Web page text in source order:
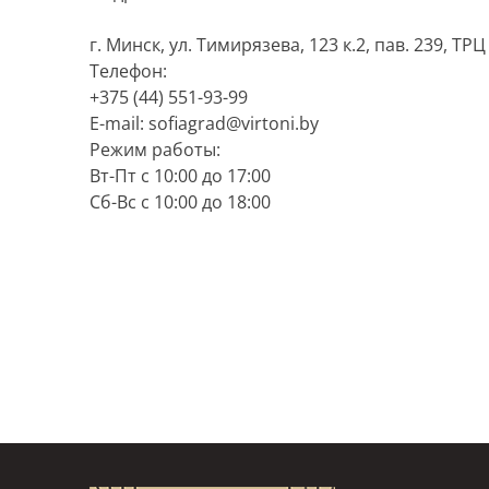
г. Минск, ул. Тимирязева, 123 к.2, пав. 239,
Телефон:
+375 (44) 551-93-99
E-mail: sofiagrad@virtoni.by
Режим работы:
Вт-Пт с 10:00 до 17:00
Cб-Вс с 10:00 до 18:00